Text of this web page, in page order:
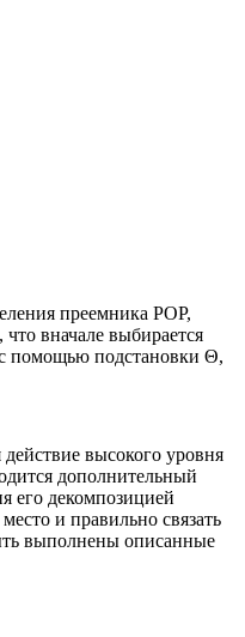
преемника POP,
вначале выбирается
с помощью подстановки Θ,
высокого уровня
дополнительный
его декомпозицией
и правильно связать
выполнены описанные